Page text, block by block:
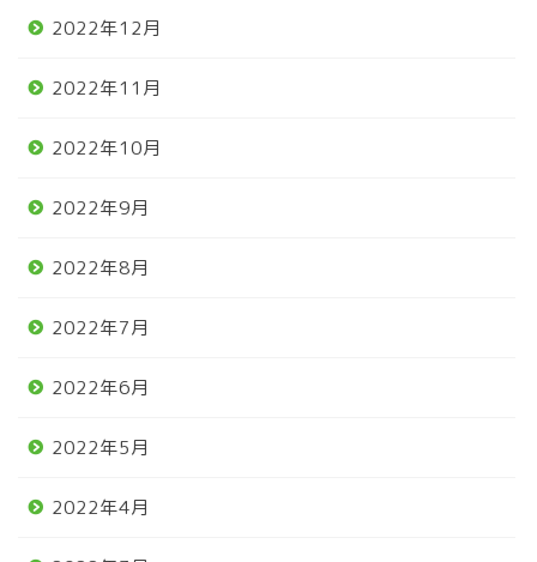
2022年12月
2022年11月
2022年10月
2022年9月
2022年8月
2022年7月
2022年6月
2022年5月
2022年4月